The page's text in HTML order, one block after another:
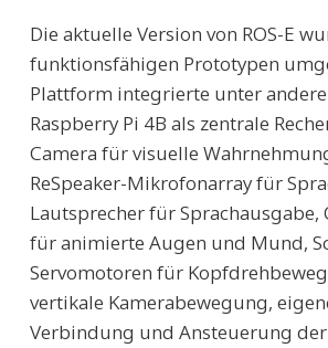
Die aktuelle Version von ROS-E
funktionsfähigen Prototypen
Plattform integrierte unter
Raspberry Pi 4B als zentrale
Camera für visuelle
ReSpeaker-Mikrofonarray für
Lautsprecher für Sprachausgabe,
für animierte Augen und Mund,
Servomotoren für
vertikale Kamerabewegung,
Verbindung und Ansteuerung